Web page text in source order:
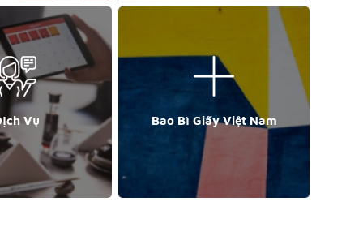
Vụ Bao Bì Giấy Việt Nam